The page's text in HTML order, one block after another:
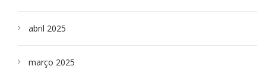
abril 2025
março 2025